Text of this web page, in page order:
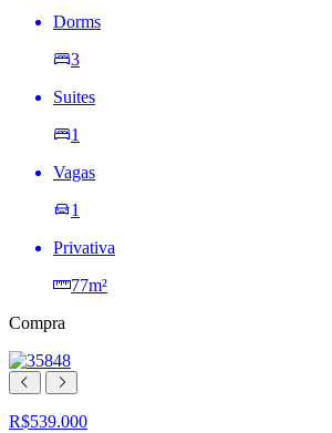
Dorms
3
Suites
1
Vagas
1
Privativa
77m²
Compra
R$539.000